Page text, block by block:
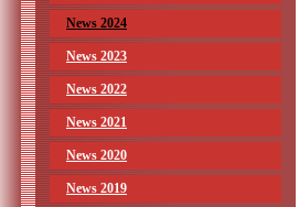
News 2024
News 2023
News 2022
News 2021
News 2020
News 2019